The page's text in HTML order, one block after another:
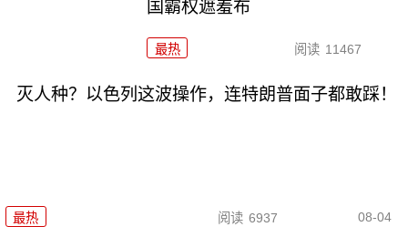
国霸权遮羞布
最热 阅读 11467
灭人种？以色列这波操作，连特朗普面子都敢踩！
最热 阅读 6937 08-04